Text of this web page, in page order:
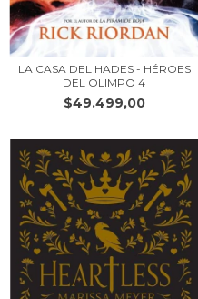
LA CASA DEL HADES - HÉROES
DEL OLIMPO 4
$49.499,00